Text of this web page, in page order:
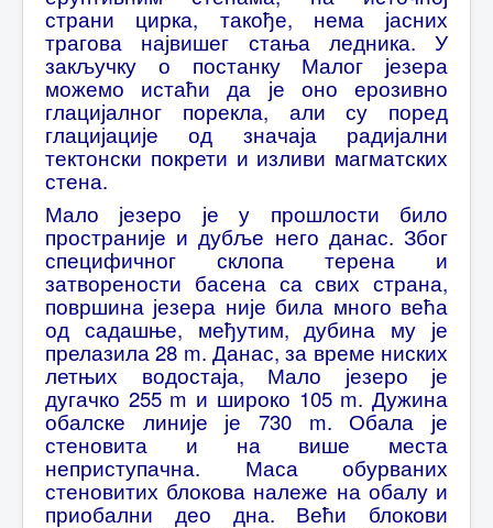
страни цирка, такође, нема јасних
трагова највишег стања ледника. У
закључку о постанку Малог језера
можемо истаћи да је оно ерозивно
глацијалног порекла, али су поред
глацијације од значаја радијални
тектонски покрети и изливи магматских
стена.
Мало језеро је у прошлости било
пространије и дубље него данас. Због
специфичног склопа терена и
затворености басена са свих страна,
површина језера није била много већа
од садашње, међутим, дубина му је
прелазила 28 m. Данас, за време ниских
летњих водостаја, Мало језеро је
дугачко 255 m и широко 105 m. Дужина
обалске линије је 730 m. Обала је
стеновита и на више места
неприступачна. Маса обурваних
стеновитих блокова належе на обалу и
приобални део дна. Већи блокови